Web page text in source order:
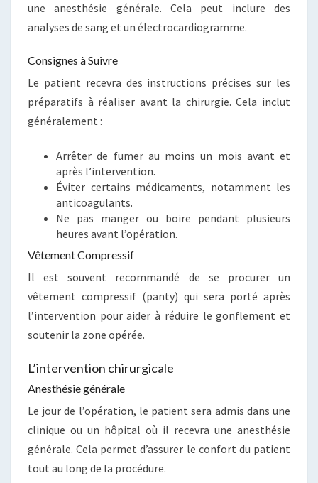
une anesthésie générale. Cela peut inclure des
analyses de sang et un électrocardiogramme.
Consignes à Suivre
Le patient recevra des instructions précises sur les
préparatifs à réaliser avant la chirurgie. Cela inclut
généralement :
Arrêter de fumer au moins un mois avant et
après l’intervention.
Éviter certains médicaments, notamment les
anticoagulants.
Ne pas manger ou boire pendant plusieurs
heures avant l’opération.
Vêtement Compressif
Il est souvent recommandé de se procurer un
vêtement compressif (panty) qui sera porté après
l’intervention pour aider à réduire le gonflement et
soutenir la zone opérée.
L’intervention chirurgicale
Anesthésie générale
Le jour de l’opération, le patient sera admis dans une
clinique ou un hôpital où il recevra une anesthésie
générale. Cela permet d’assurer le confort du patient
tout au long de la procédure.